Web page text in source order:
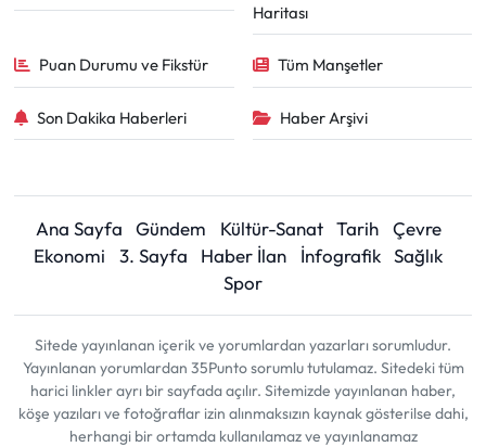
Haritası
Puan Durumu ve Fikstür Tüm Manşetler
Son Dakika Haberleri Haber Arşivi
Ana Sayfa Gündem Kültür-Sanat Tarih
Çevre
Ekonomi
3. Sayfa Haber İlan İnfografik Sağlık
Spor
Sitede yayınlanan içerik ve yorumlardan yazarları sorumludur.
Yayınlanan yorumlardan 35Punto sorumlu tutulamaz. Sitedeki tüm
harici linkler ayrı bir sayfada açılır. Sitemizde yayınlanan haber,
köşe yazıları ve fotoğraflar izin alınmaksızın kaynak gösterilse dahi,
herhangi bir ortamda kullanılamaz ve yayınlanamaz